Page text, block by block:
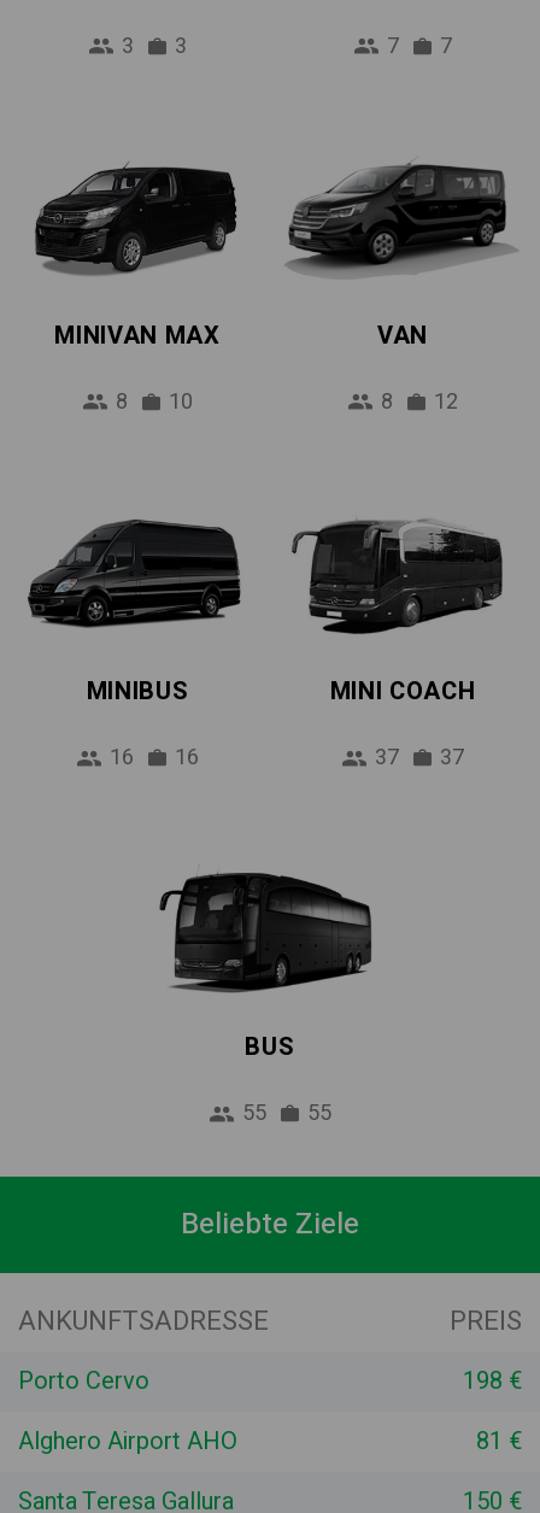
3 3 7 7
MINIVAN MAX
8 10
VAN
8 12
MINIBUS
16 16
MINI COACH
37 37
BUS
55 55
Beliebte Ziele
ANKUNFTSADRESSE PREIS
Porto Cervo
198 €
Alghero Airport AHO
81 €
Santa Teresa Gallura
150 €